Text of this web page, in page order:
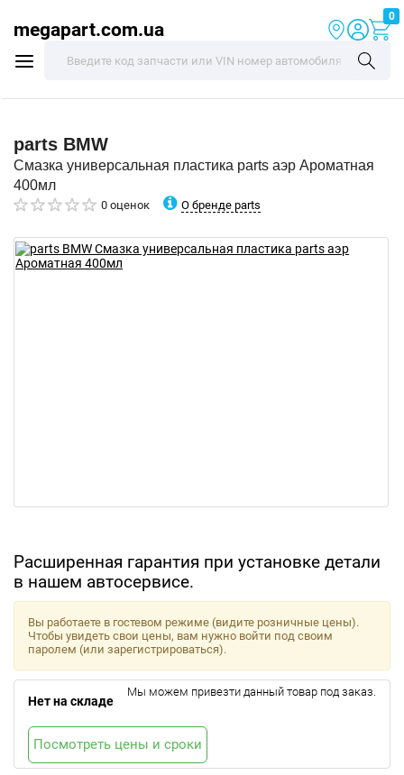
megapart.com.ua
0
parts BMW
Смазка универсальная пластика parts аэр Ароматная
400мл
0 оценок О бренде parts
Расширенная гарантия при установке детали
в нашем автосервисе.
Вы работаете в гостевом режиме (видите розничные цены).
Чтобы увидеть свои цены, вам нужно войти под своим
паролем (или зарегистрироваться).
Нет на складе
Мы можем привезти данный товар под заказ.
Посмотреть цены и сроки